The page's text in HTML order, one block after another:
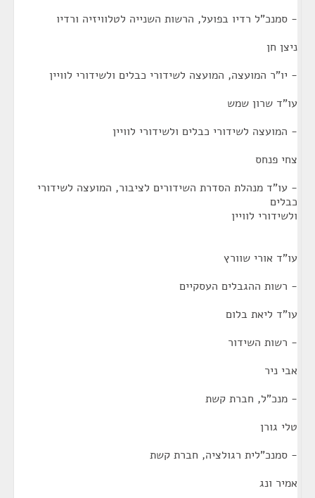
- סמנכ"ל רדיו בפועל, הרשות השנייה לטלוויזיה ורדיו
ניצן חן
- יו"ר המועצה, המועצה לשידורי כבלים ולשידורי לוויין
עו"ד שרון שמש
- המועצה לשידורי כבלים ולשידורי לוויין
צחי פנחס
- עו"ד מנהלת הסדרת השידורים לציבור, המועצה לשידורי
כבלים
ולשידורי לוויין
עו"ד אורי שוורץ
- רשות ההגבלים העסקיים
עו"ד ליאת בלום
- רשות השידור
אבי ניר
- מנכ"ל, חברת קשת
טלי גורן
- סמנכ"לית רגולציה, חברת קשת
אמיר ונג